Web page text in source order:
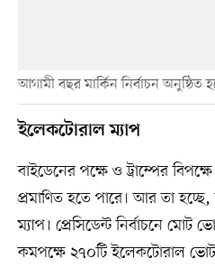
আগামী বছর মার্কিন নির্বাচন অনুষ্ঠিত
ইলেকটোরাল ম্যাপ
বাইডেনের পক্ষে ও ট্রাম্পের
প্রমাণিত হতে পারে। আর তা হচ্ছে,
ম্যাপ। প্রেসিডেন্ট নির্বাচনে
কমপক্ষে ২৭০টি ইলেকটোরাল